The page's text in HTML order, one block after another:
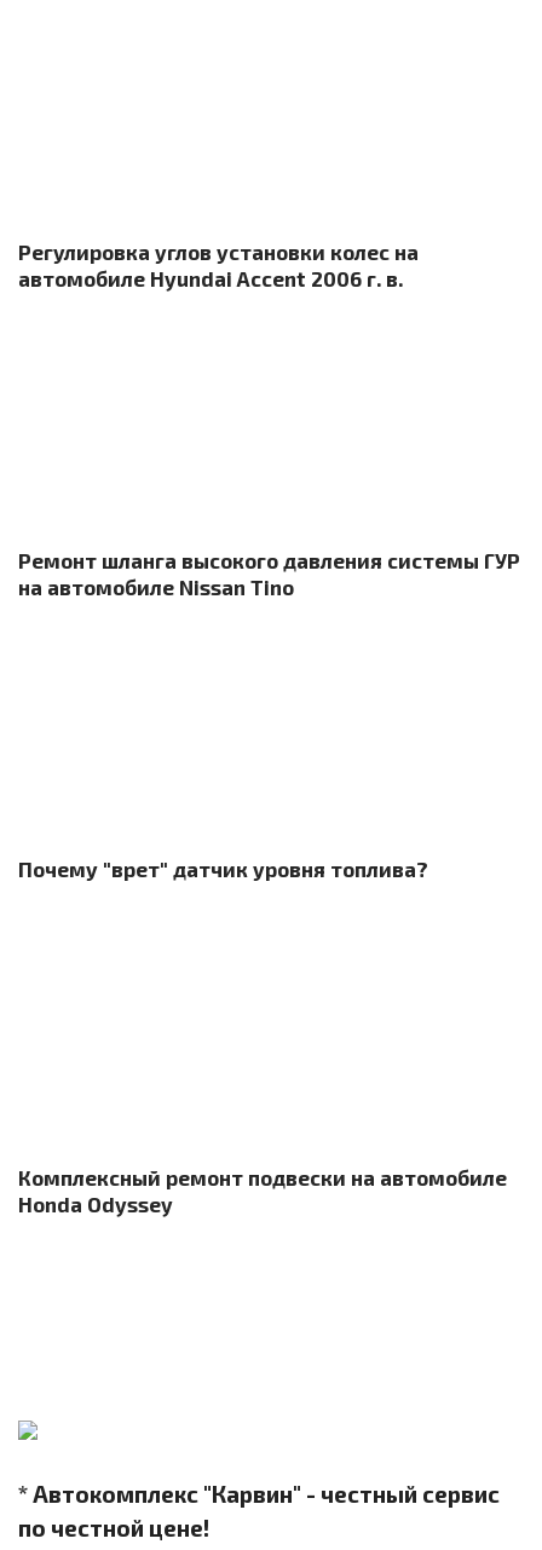
Регулировка углов установки колес на
автомобиле Hyundai Accent 2006 г. в.
Ремонт шланга высокого давления системы ГУР
на автомобиле Nissan Tino
Почему "врет" датчик уровня топлива?
Комплексный ремонт подвески на автомобиле
Honda Odyssey
* Автокомплекс "Карвин" - честный сервис
по честной цене!